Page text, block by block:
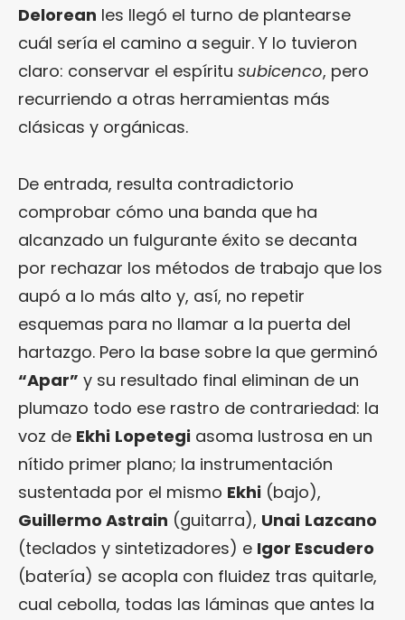
Delorean les llegó el turno de plantearse
cuál sería el camino a seguir. Y lo tuvieron
claro: conservar el espíritu subicenco, pero
recurriendo a otras herramientas más
clásicas y orgánicas.
De entrada, resulta contradictorio
comprobar cómo una banda que ha
alcanzado un fulgurante éxito se decanta
por rechazar los métodos de trabajo que los
aupó a lo más alto y, así, no repetir
esquemas para no llamar a la puerta del
hartazgo. Pero la base sobre la que germinó
“Apar” y su resultado final eliminan de un
plumazo todo ese rastro de contrariedad: la
voz de Ekhi Lopetegi asoma lustrosa en un
nítido primer plano; la instrumentación
sustentada por el mismo Ekhi (bajo),
Guillermo Astrain (guitarra), Unai Lazcano
(teclados y sintetizadores) e Igor Escudero
(batería) se acopla con fluidez tras quitarle,
cual cebolla, todas las láminas que antes la